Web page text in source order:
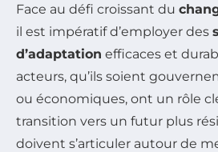
Face au défi croissant du
il est impératif d’employer des
d’adaptation efficaces et
acteurs, qu’ils soient
ou économiques, ont un rôle
transition vers un futur plus
doivent s’articuler autour de